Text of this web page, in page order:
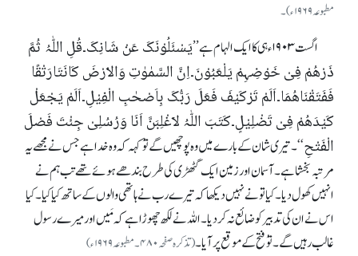
مطبوعہ ۱۹۶۹ ء)۔
اگست ۱۹۰۳ ء ہی کا ایک الہام ہے ’’
یَسْئَلُوْنَکَ عَنْ شَانِکَ۔قُلِ اللّٰہُ ثُمَّ
ذَرْھُمْ فِیْ خَوْضِہِمْ یَلْعَبُوْنَ۔اِنَّ السَّمٰوٰتِ وَالْاَرْضَ کَانَتَارَتْقًا
فَفَتَقْنَاھُمَا۔اَلَمْ تَرْکَیْفَ فَعَلَ رَبُّکَ بِاَصْحٰبِ الْفِیْلِ۔اَلَمْ یَجْعَلْ
کَیْدَھُمْ فِیْ تَضْلِیْلٍ۔کَتَبَ اللّٰہُ لَاَغْلِبَنَّ اَنَا وَرُسُلِیْ جِئْتَ فَصْلَ
الْفَتْحِ‘‘۔تیری شان کے بارے میں وہ پوچھیں گے توُ کہہ کہ وہ خدا ہے جس نے مجھے یہ
مرتبہ بخشاہے۔آسمان اور زمین ایک گٹھڑی کی طرح بندھے ہوئے تھے تب ہم نے
انہیں کھول دیا۔کیاتو نے نہیں دیکھا کہ تیرے رب نے ہاتھی والوں کے ساتھ کیاکیا۔ کیا
اس نے ان کی تدبیر کو ضائع نہ کردیا۔ اللہ نے لکھ چھوڑا ہے کہ مَیں اور میرے رسول
غالب رہیں گے۔توُفتح کے موقع پر آیا۔(تذکرہ صفحہ ۴۸۰۔مطبوعہ ۱۹۶۹ ء)